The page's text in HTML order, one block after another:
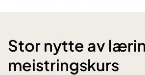
Stor nytte av
meistringskurs